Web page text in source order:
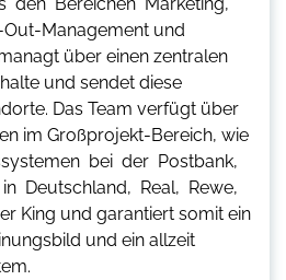
Management und
über einen zentralen
und sendet diese
Das Team verfügt über
im Großprojekt-Bereich, wie
bei der Postbank,
Deutschland, Real, Rewe,
King und garantiert somit ein
und ein allzeit